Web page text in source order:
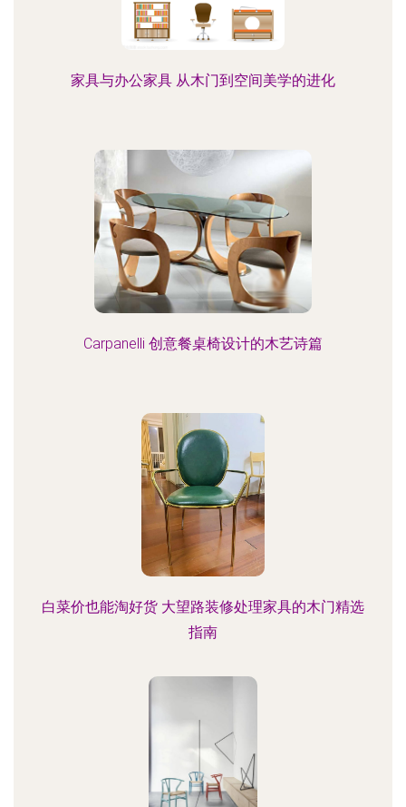
家具与办公家具 从木门到空间美学的进化
Carpanelli 创意餐桌椅设计的木艺诗篇
白菜价也能淘好货 大望路装修处理家具的木门精选
指南